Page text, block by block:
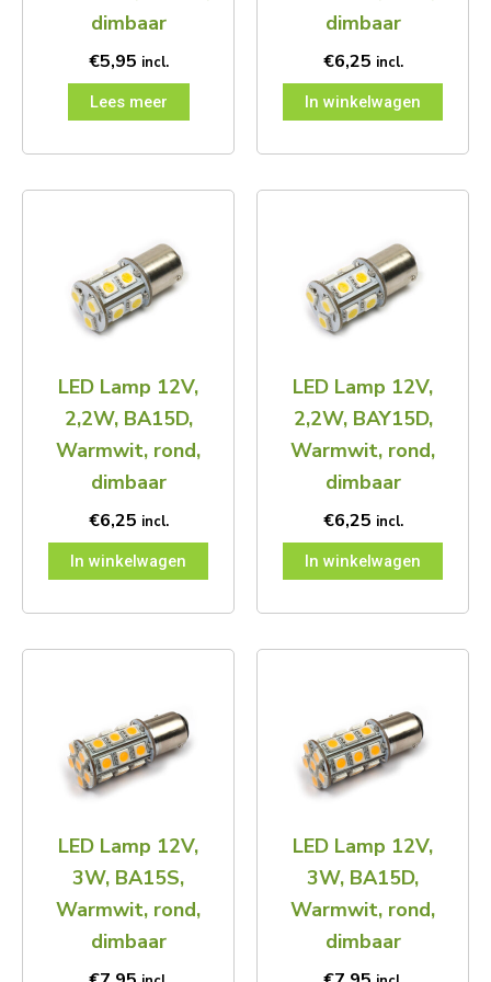
dimbaar
€5,95 incl.
Lees meer
dimbaar
€6,25 incl.
In winkelwagen
LED Lamp 12V,
2,2W, BA15D,
Warmwit, rond,
dimbaar
€6,25 incl.
In winkelwagen
LED Lamp 12V,
2,2W, BAY15D,
Warmwit, rond,
dimbaar
€6,25 incl.
In winkelwagen
LED Lamp 12V,
3W, BA15S,
Warmwit, rond,
dimbaar
LED Lamp 12V,
3W, BA15D,
Warmwit, rond,
dimbaar